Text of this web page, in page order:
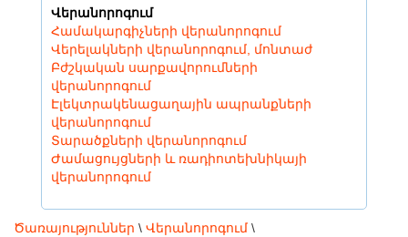
Վերանորոգում
Համակարգիչների վերանորոգում
Վերելակների վերանորոգում, մոնտաժ
Բժշկական սարքավորումների
վերանորոգում
Էլեկտրակենացաղային ապրանքների
վերանորոգում
Տարածքների վերանորոգում
Ժամացույցների և ռադիոտեխնիկայի
վերանորոգում
Ծառայություններ \ Վերանորոգում \